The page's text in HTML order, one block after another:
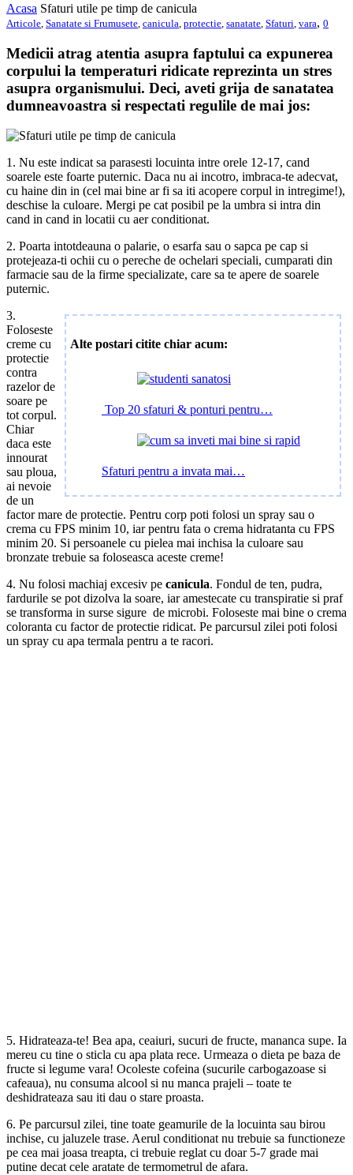
Acasa Sfaturi utile pe timp de canicula
Articole Sanatate si Frumusete canicula protectie sanatate Sfaturi vara, 0
Medicii atrag atentia asupra faptului ca expunerea
corpului la temperaturi ridicate reprezinta un stres
asupra organismului. Deci, aveti grija de sanatatea
dumneavoastra si respectati regulile de mai jos:
1. Nu este indicat sa parasesti locuinta intre orele 12-17, cand
soarele este foarte puternic. Daca nu ai incotro, imbraca-te adecvat,
cu haine din in (cel mai bine ar fi sa iti acopere corpul in intregime!),
deschise la culoare. Mergi pe cat posibil pe la umbra si intra din
cand in cand in locatii cu aer conditionat.
2. Poarta intotdeauna o palarie, o esarfa sau o sapca pe cap si
protejeaza-ti ochii cu o pereche de ochelari speciali, cumparati din
farmacie sau de la firme specializate, care sa te apere de soarele
puternic.
Alte postari citite chiar acum:
Top 20 sfaturi & ponturi pentru…
Sfaturi pentru a invata mai…
3.
Foloseste
creme cu
protectie
contra
razelor de
soare pe
tot corpul.
Chiar
daca este
innourat
sau ploua,
ai nevoie
de un
factor mare de protectie. Pentru corp poti folosi un spray sau o
crema cu FPS minim 10, iar pentru fata o crema hidratanta cu FPS
minim 20. Si persoanele cu pielea mai inchisa la culoare sau
bronzate trebuie sa foloseasca aceste creme!
4. Nu folosi machiaj excesiv pe canicula. Fondul de ten, pudra,
fardurile se pot dizolva la soare, iar amestecate cu transpiratie si praf
se transforma in surse sigure de microbi. Foloseste mai bine o crema
coloranta cu factor de protectie ridicat. Pe parcursul zilei poti folosi
un spray cu apa termala pentru a te racori.
5. Hidrateaza-te! Bea apa, ceaiuri, sucuri de fructe, mananca supe. Ia
mereu cu tine o sticla cu apa plata rece. Urmeaza o dieta pe baza de
fructe si legume vara! Ocoleste cofeina (sucurile carbogazoase si
cafeaua), nu consuma alcool si nu manca prajeli – toate te
deshidrateaza sau iti dau o stare proasta.
6. Pe parcursul zilei, tine toate geamurile de la locuinta sau birou
inchise, cu jaluzele trase. Aerul conditionat nu trebuie sa functioneze
pe cea mai joasa treapta, ci trebuie reglat cu doar 5-7 grade mai
putine decat cele aratate de termometrul de afara.